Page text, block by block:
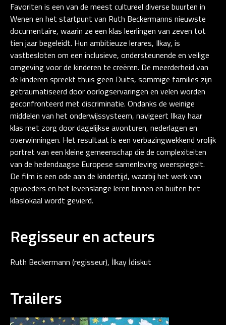
Favoriten is een van de meest cultureel diverse buurten in
Wenen en het startpunt van Ruth Beckermanns nieuwste
documentaire, waarin ze een klas leerlingen van zeven tot
tien jaar begeleidt. Hun ambitieuze lerares, Ilkay, is
vastbesloten om een inclusieve, ondersteunende en veilige
omgeving voor de kinderen te creëren. De meerderheid van
de kinderen spreekt thuis geen Duits, sommige families zijn
getraumatiseerd door oorlogservaringen en velen worden
geconfronteerd met discriminatie. Ondanks de weinige
middelen van het onderwijssysteem, navigeert Ilkay haar
klas met zorg door dagelijkse avonturen, nederlagen en
overwinningen. Het resultaat is een verbazingwekkend vrolijk
portret van een kleine gemeenschap die de complexiteiten
van de hedendaagse Europese samenleving weerspiegelt.
De film is een ode aan de kindertijd, waarbij het werk van
opvoeders en het levenslange leren binnen en buiten het
klaslokaal wordt gevierd.
Regisseur en acteurs
Ruth Beckermann (regisseur), İlkay İdiskut
Trailers